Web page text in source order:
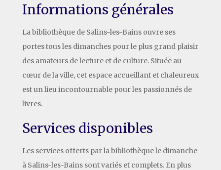
Informations générales
La bibliothèque de Salins-les-Bains ouvre ses
portes tous les dimanches pour le plus grand plaisir
des amateurs de lecture et de culture. Située au
cœur de la ville, cet espace accueillant et chaleureux
est un lieu incontournable pour les passionnés de
livres.
Services disponibles
Les services offerts par la bibliothèque le dimanche
à Salins-les-Bains sont variés et complets. En plus